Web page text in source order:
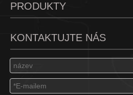
PRODUKTY
KONTAKTUJTE NÁS